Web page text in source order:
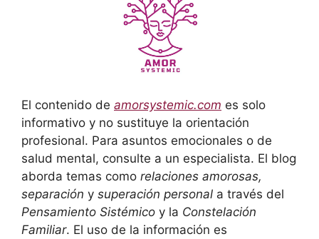
El contenido de amorsystemic.com es solo
informativo y no sustituye la orientación
profesional. Para asuntos emocionales o de
salud mental, consulte a un especialista. El blog
aborda temas como relaciones amorosas,
separación y superación personal a través del
Pensamiento Sistémico y la Constelación
Familiar. El uso de la información es